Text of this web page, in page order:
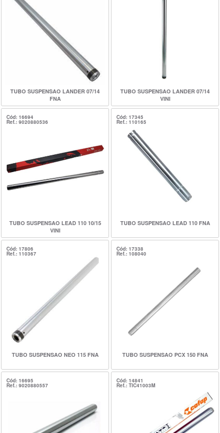
TUBO SUSPENSAO LANDER 07/14
FNA
TUBO SUSPENSAO LANDER 07/14
VINI
Cód: 16694
Ref.: 9020880536
TUBO SUSPENSAO LEAD 110 10/15
VINI
Cód: 17345
Ref.: 110165
TUBO SUSPENSAO LEAD 110 FNA
Cód: 17806
Ref.: 110367
TUBO SUSPENSAO NEO 115 FNA
Cód: 17338
Ref.: 108040
TUBO SUSPENSAO PCX 150 FNA
Cód: 16695
Ref.: 9020880557
Cód: 14841
Ref.: TIC41003M